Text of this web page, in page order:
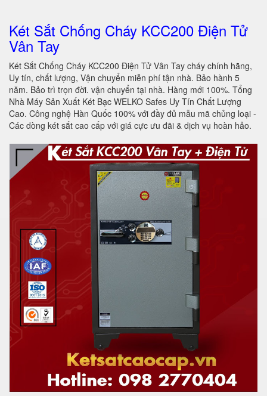
Két Sắt Chống Cháy KCC200 Điện Tử
Vân Tay
Két Sắt Chống Cháy KCC200 Điện Tử Vân Tay cháy chính hãng,
Uy tín, chất lượng, Vận chuyển miễn phí tận nhà. Bảo hành 5
năm. Bảo trì trọn đời. vận chuyển tại nhà. Hàng mới 100%. Tổng
Nhà Máy Sản Xuất Két Bạc WELKO Safes Uy Tín Chất Lượng
Cao. Công nghệ Hàn Quốc 100% với đầy đủ mẫu mã chủng loại -
Các dòng két sắt cao cấp với giá cực ưu đãi & dịch vụ hoàn hảo.